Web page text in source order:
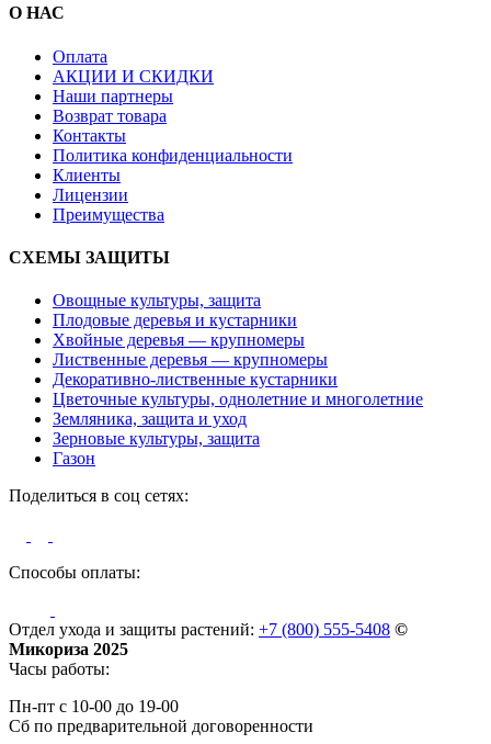
О НАС
Оплата
АКЦИИ И СКИДКИ
Наши партнеры
Возврат товара
Контакты
Политика конфиденциальности
Клиенты
Лицензии
Преимущества
СХЕМЫ ЗАЩИТЫ
Овощные культуры, защита
Плодовые деревья и кустарники
Хвойные деревья — крупномеры
Лиственные деревья — крупномеры
Декоративно-лиственные кустарники
Цветочные культуры, однолетние и многолетние
Земляника, защита и уход
Зерновые культуры, защита
Газон
Поделиться в соц сетях:
Способы оплаты:
Отдел ухода и защиты растений: +7 (800) 555-5408 ©
Микориза 2025
Часы работы:
Пн-пт с 10-00 до 19-00
Сб по предварительной договоренности